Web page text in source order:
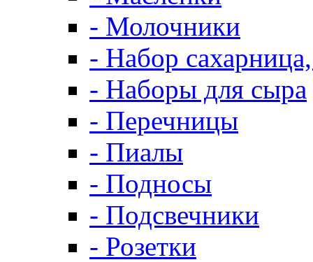
- Молочники
- Набор
- Наборы для сыра
- Перечницы
- Пиалы
- Подносы
- Подсвечники
- Розетки